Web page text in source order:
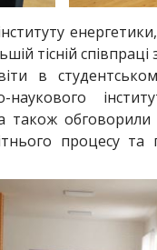
тісній
в
обговорили
процесу та